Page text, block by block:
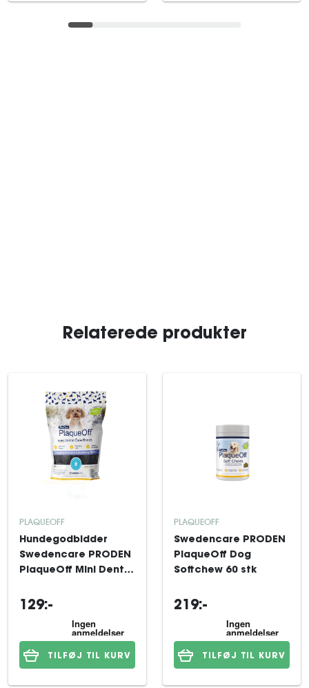
Relaterede produkter
PLAQUEOFF
Hundegodbidder
Swedencare PRODEN
PlaqueOff Mini Dental
Vegetable Fusion &
129:-
TILFØJ TIL KURV
PLAQUEOFF
Swedencare PRODEN
PlaqueOff Dog
Softchew 60 stk
219:-
TILFØJ TIL KURV